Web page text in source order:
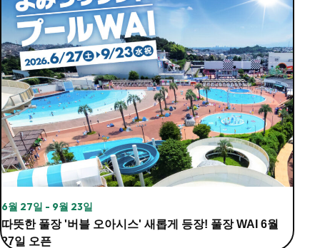
6월 27일 - 9월 23일
따뜻한 풀장 '버블 오아시스' 새롭게 등장! 풀장 WAI 6월
27일 오픈